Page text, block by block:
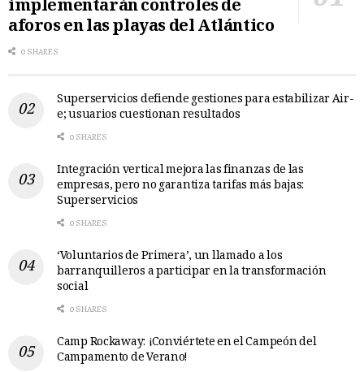
implementarán controles de
aforos en las playas del Atlántico
0 SHARES
Superservicios defiende gestiones para estabilizar Air-
e; usuarios cuestionan resultados
0 SHARES
Integración vertical mejora las finanzas de las
empresas, pero no garantiza tarifas más bajas:
Superservicios
0 SHARES
‘Voluntarios de Primera’, un llamado a los
barranquilleros a participar en la transformación
social
0 SHARES
Camp Rockaway: ¡Conviértete en el Campeón del
Campamento de Verano!